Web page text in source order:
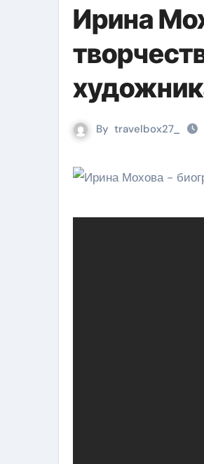
Ирина
By travelbox27_